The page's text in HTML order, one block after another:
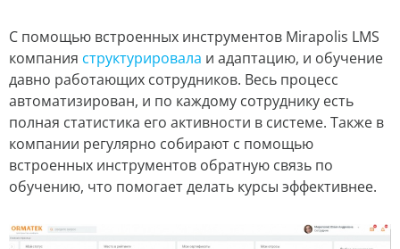
С помощью встроенных инструментов Mirapolis LMS
компания структурировала и адаптацию, и обучение
давно работающих сотрудников. Весь процесс
автоматизирован, и по каждому сотруднику есть
полная статистика его активности в системе. Также в
компании регулярно собирают с помощью
встроенных инструментов обратную связь по
обучению, что помогает делать курсы эффективнее.